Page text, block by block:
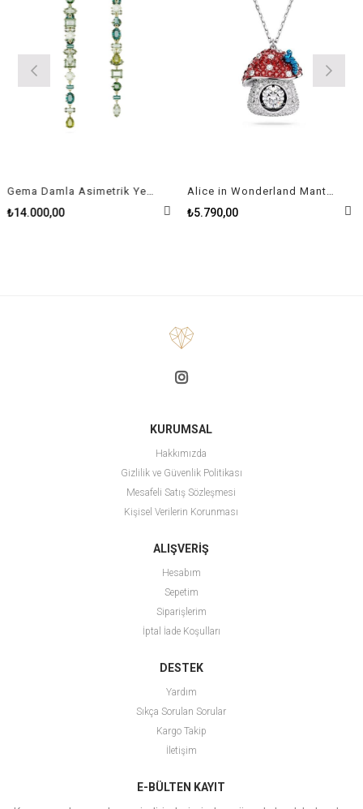
Gema Damla Asimetrik Yeşil Kadın Küpe
₺14.000,00
Alice in Wonderland Mantar, Kırmızı, Rodyum Kaplama Kolye
₺5.790,00
KURUMSAL
Hakkımızda
Gizlilik ve Güvenlik Politikası
Mesafeli Satış Sözleşmesi
Kişisel Verilerin Korunması
ALIŞVERİŞ
Hesabım
Sepetim
Siparişlerim
İptal İade Koşulları
DESTEK
Yardım
Sıkça Sorulan Sorular
Kargo Takip
İletişim
E-BÜLTEN KAYIT